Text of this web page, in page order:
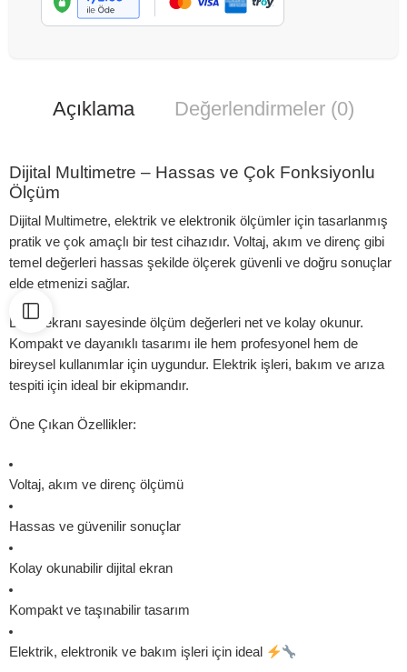
Açıklama Değerlendirmeler (0)
Dijital Multimetre – Hassas ve Çok Fonksiyonlu
Ölçüm
Dijital Multimetre, elektrik ve elektronik ölçümler için tasarlanmış
pratik ve çok amaçlı bir test cihazıdır. Voltaj, akım ve direnç gibi
temel değerleri hassas şekilde ölçerek güvenli ve doğru sonuçlar
elde etmenizi sağlar.
Dijital ekranı sayesinde ölçüm değerleri net ve kolay okunur.
Kompakt ve dayanıklı tasarımı ile hem profesyonel hem de
bireysel kullanımlar için uygundur. Elektrik işleri, bakım ve arıza
tespiti için ideal bir ekipmandır.
Öne Çıkan Özellikler:
Voltaj, akım ve direnç ölçümü
Hassas ve güvenilir sonuçlar
Kolay okunabilir dijital ekran
Kompakt ve taşınabilir tasarım
Elektrik, elektronik ve bakım işleri için ideal